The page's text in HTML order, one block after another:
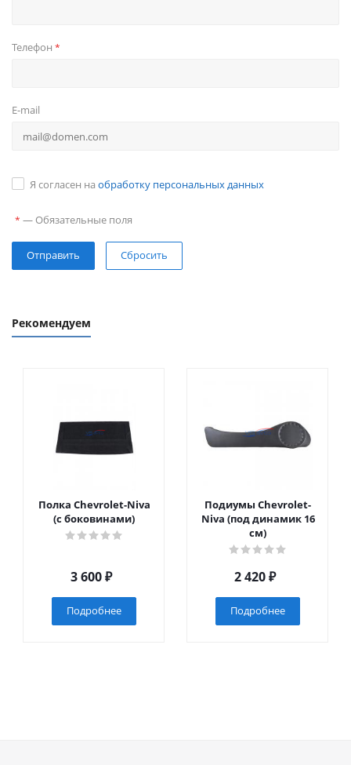
Телефон *
E-mail
Я согласен на обработку персональных данных
* — Обязательные поля
Сбросить
Рекомендуем
Полка Chevrolet-Niva
(с боковинами)
3 600₽
Подробнее
Подиумы Chevrolet-
Niva (под динамик 16
см)
2 420₽
Подробнее